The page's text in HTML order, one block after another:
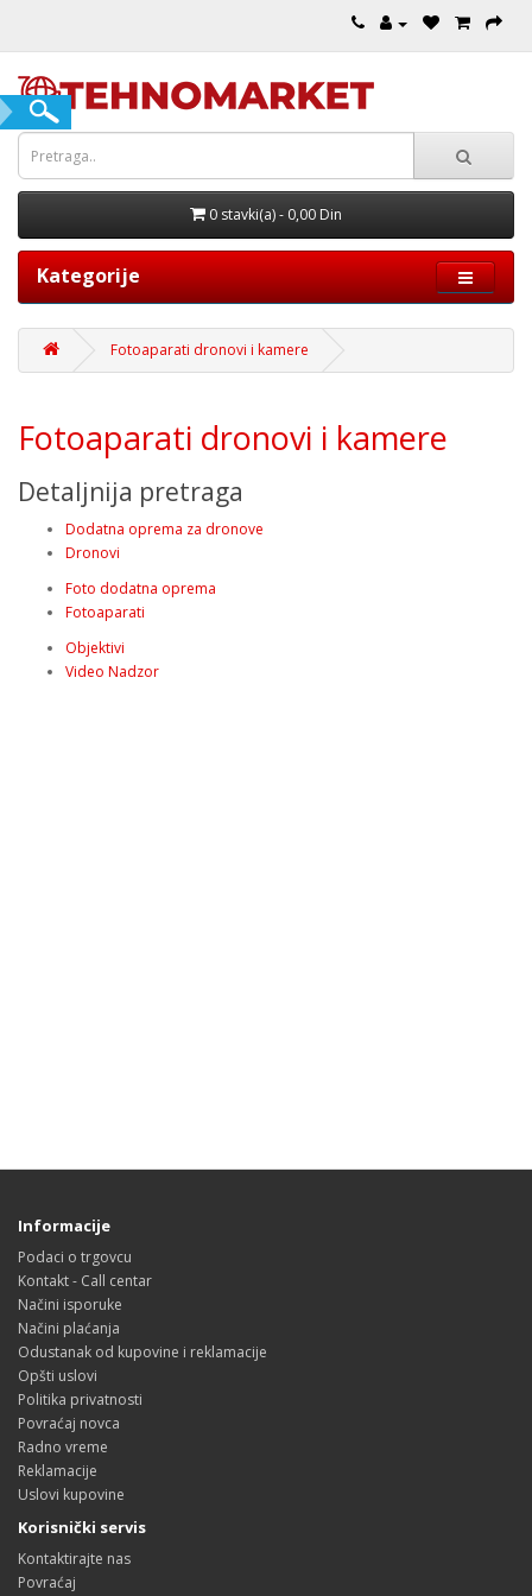
0 stavki(a) - 0,00 Din
Kategorije
Fotoaparati dronovi i kamere
Fotoaparati dronovi i kamere
Detaljnija pretraga
Dodatna oprema za dronove
Dronovi
Foto dodatna oprema
Fotoaparati
Objektivi
Video Nadzor
Informacije
Podaci o trgovcu
Kontakt - Call centar
Načini isporuke
Načini plaćanja
Odustanak od kupovine i reklamacije
Opšti uslovi
Politika privatnosti
Povraćaj novca
Radno vreme
Reklamacije
Uslovi kupovine
Korisnički servis
Kontaktirajte nas
Povraćaj